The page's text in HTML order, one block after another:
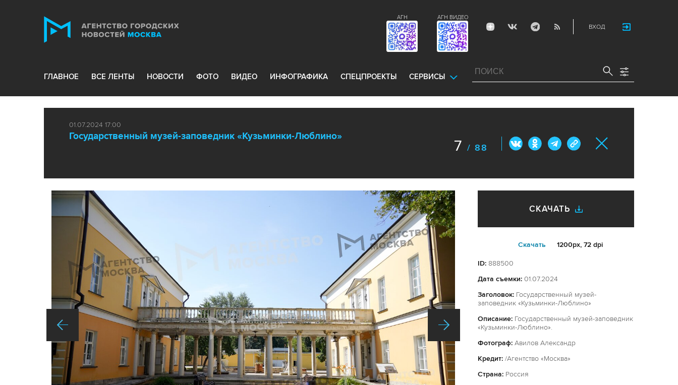
ВХОД
АГН ВИДЕО
АГН
ГЛАВНОЕ ВСЕ ЛЕНТЫ НОВОСТИ ФОТО ВИДЕО ИНФОГРАФИКА СПЕЦПРОЕКТЫ СЕРВИСЫ
01.07.2024 17:00
Государственный музей-заповедник «Кузьминки-Люблино»
7 / 88
СКАЧАТЬ
Cкачать 1200px, 72 dpi
ID: 888500
Дата съемки: 01.07.2024
Заголовок: Государственный музей-
заповедник «Кузьминки-Люблино»
Описание: Государственный музей-заповедник
«Кузьминки-Люблино».
Фотограф: Авилов Александр
Кредит: /Агентство «Москва»
Страна: Россия